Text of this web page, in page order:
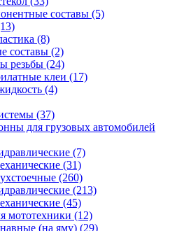
составы (5)
(8)
составы (2)
резьбы (24)
клеи (17)
(4)
(37)
для грузовых автомобилей
(7)
(31)
(260)
(213)
(45)
мототехники (12)
(на яму) (29)